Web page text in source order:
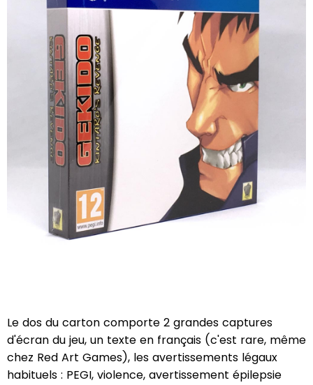
Le dos du carton comporte 2 grandes captures
d'écran du jeu, un texte en français (c'est rare, même
chez Red Art Games), les avertissements légaux
habituels : PEGI, violence, avertissement épilepsie